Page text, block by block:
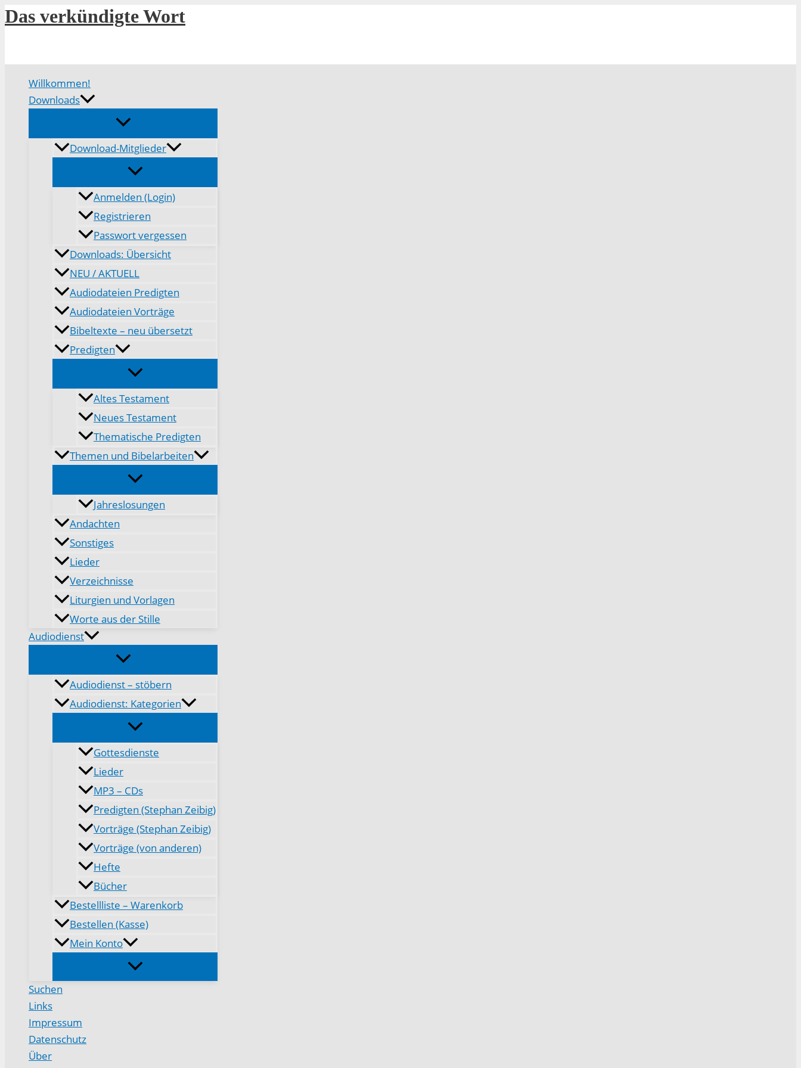
Zum
Inhalt
Das verkündigte Wort
Willkommen!
Downloads
Download-Mitglieder
Anmelden (Login)
Registrieren
Passwort vergessen
Downloads: Übersicht
NEU / AKTUELL
Audiodateien Predigten
Audiodateien Vorträge
Bibeltexte – neu übersetzt
Predigten
Altes Testament
Neues Testament
Thematische Predigten
Themen und Bibelarbeiten
Jahreslosungen
Andachten
Sonstiges
Lieder
Verzeichnisse
Liturgien und Vorlagen
Worte aus der Stille
Audiodienst
Audiodienst – stöbern
Audiodienst: Kategorien
Gottesdienste
Lieder
MP3 – CDs
Predigten (Stephan Zeibig)
Vorträge (Stephan Zeibig)
Vorträge (von anderen)
Hefte
Bücher
Bestellliste – Warenkorb
Bestellen (Kasse)
Mein Konto
Suchen
Links
Impressum
Datenschutz
Über